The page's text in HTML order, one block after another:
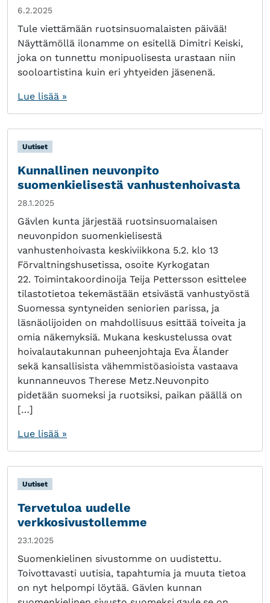
6.2.2025
Tule viettämään ruotsinsuomalaisten päivää!
Näyttämöllä ilonamme on esitellä Dimitri Keiski,
joka on tunnettu monipuolisesta urastaan niin
sooloartistina kuin eri yhtyeiden jäsenenä.
Lue lisää »
Uutiset
Kunnallinen neuvonpito
suomenkielisestä vanhustenhoivasta
28.1.2025
Gävlen kunta järjestää ruotsinsuomalaisen
neuvonpidon suomenkielisestä
vanhustenhoivasta keskiviikkona 5.2. klo 13
Förvaltningshusetissa, osoite Kyrkogatan
22. Toimintakoordinoija Teija Pettersson esittelee
tilastotietoa tekemästään etsivästä vanhustyöstä
Suomessa syntyneiden seniorien parissa, ja
läsnäolijoiden on mahdollisuus esittää toiveita ja
omia näkemyksiä. Mukana keskustelussa ovat
hoivalautakunnan puheenjohtaja Eva Älander
sekä kansallisista vähemmistöasioista vastaava
kunnanneuvos Therese Metz.Neuvonpito
pidetään suomeksi ja ruotsiksi, paikan päällä on
[…]
Lue lisää »
Uutiset
Tervetuloa uudelle
verkkosivustollemme
23.1.2025
Suomenkielinen sivustomme on uudistettu.
Toivottavasti uutisia, tapahtumia ja muuta tietoa
on nyt helpompi löytää. Gävlen kunnan